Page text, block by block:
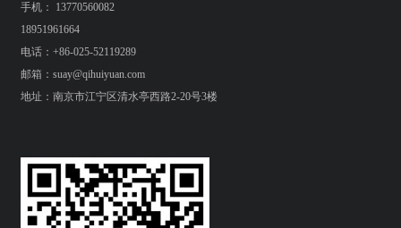
手机： 13770560082
18951961664
电话：+86-025-52119289
邮箱：suay@qihuiyuan.com
地址：南京市江宁区清水亭西路2-20号3楼